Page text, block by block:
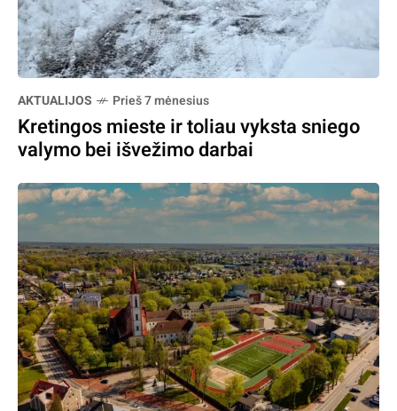
AKTUALIJOS Prieš 7 mėnesius
Kretingos mieste ir toliau vyksta sniego
valymo bei išvežimo darbai